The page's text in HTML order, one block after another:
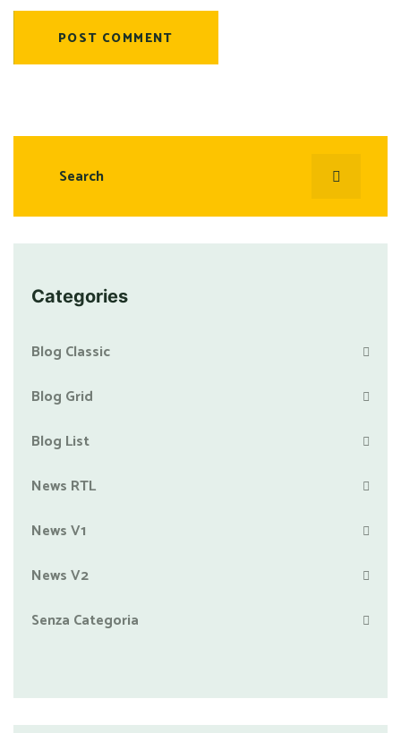
POST COMMENT
Categories
Blog Classic
Blog Grid
Blog List
News RTL
News V1
News V2
Senza Categoria